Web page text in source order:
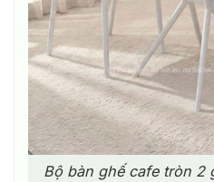
Bộ bàn ghế cafe tròn 2